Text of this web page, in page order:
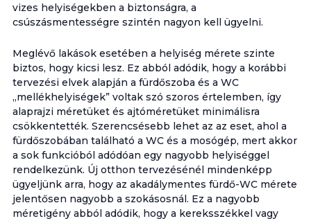
vizes helyiségekben a biztonságra, a
csúszásmentességre szintén nagyon kell ügyelni.
Meglévő lakások esetében a helyiség mérete szinte
biztos, hogy kicsi lesz. Ez abból adódik, hogy a korábbi
tervezési elvek alapján a fürdőszoba és a WC
„mellékhelyiségek” voltak szó szoros értelemben, így
alaprajzi méretüket és ajtóméretüket minimálisra
csökkentették. Szerencsésebb lehet az az eset, ahol a
fürdőszobában található a WC és a mosógép, mert akkor
a sok funkcióból adódóan egy nagyobb helyiséggel
rendelkezünk. Új otthon tervezésénél mindenképp
ügyeljünk arra, hogy az akadálymentes fürdő-WC mérete
jelentősen nagyobb a szokásosnál. Ez a nagyobb
méretigény abból adódik, hogy a kereksszékkel vagy